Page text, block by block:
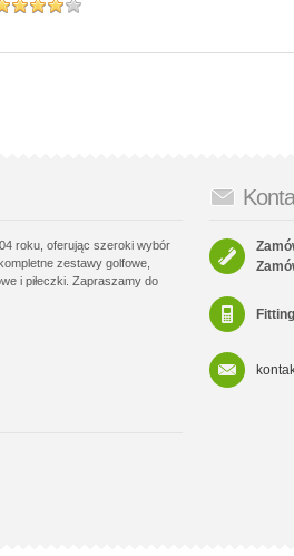
roku, oferując szeroki wybór
zestawy golfowe,
i piłeczki. Zapraszamy do